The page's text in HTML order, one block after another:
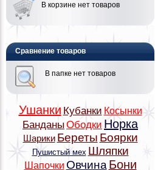
В корзине нет товаров
Сравнение товаров
В папке нет товаров
Ушанки Кубанки Косынки
Банданы Ободки Норка
Шарики Береты Боярки
Пушистый мех Шляпки
Шапочки Овчина Бони